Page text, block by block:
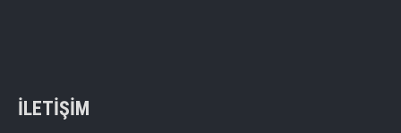
İLETIŞIM